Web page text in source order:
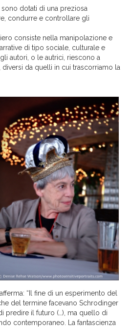
dotati di una preziosa
condurre e controllare gli
consiste nella manipolazione e
di tipo sociale, culturale e
autori, o le autrici, riescono a
da quelli in cui trascorriamo la
“Il fine di un esperimento del
del termine facevano Schrodinger
predire il futuro (…), ma quello di
contemporaneo. La fantascienza